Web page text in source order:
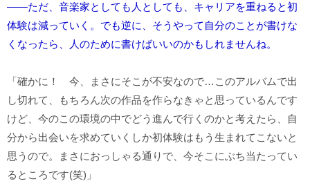
――ただ、音楽家としても人としても、キャリアを重ねると初
体験は減っていく。でも逆に、そうやって自分のことが書けな
くなったら、人のために書けばいいのかもしれませんね。
「確かに！ 今、まさにそこが不安なので…このアルバムで出
し切れて、もちろん次の作品を作らなきゃと思っているんです
けど、今のこの環境の中でどう進んで行くのかと考えたら、自
分から出会いを求めていくしか初体験はもう生まれてこないと
思うので。まさにおっしゃる通りで、今そこにぶち当たってい
るところです(笑)」